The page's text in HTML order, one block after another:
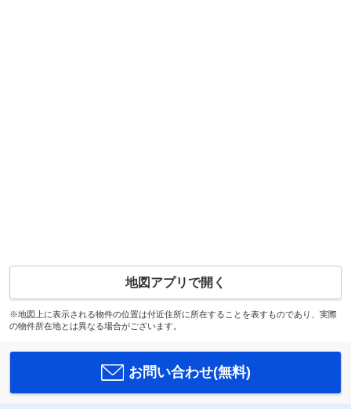
地図アプリで開く
※地図上に表示される物件の位置は付近住所に所在することを表すものであり、実際
の物件所在地とは異なる場合がございます。
お問い合わせ(無料)